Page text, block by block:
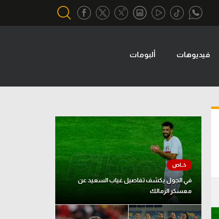
تحقيق في الجول
تقرير في الجول
تحليل في الجول
حكايات في الجول
كويز في الجول
فيديو في الجول
فيديوهات ألبومات
في الجول يكشف تفاصيل غياب السعيد عن
معسكر الزمالك